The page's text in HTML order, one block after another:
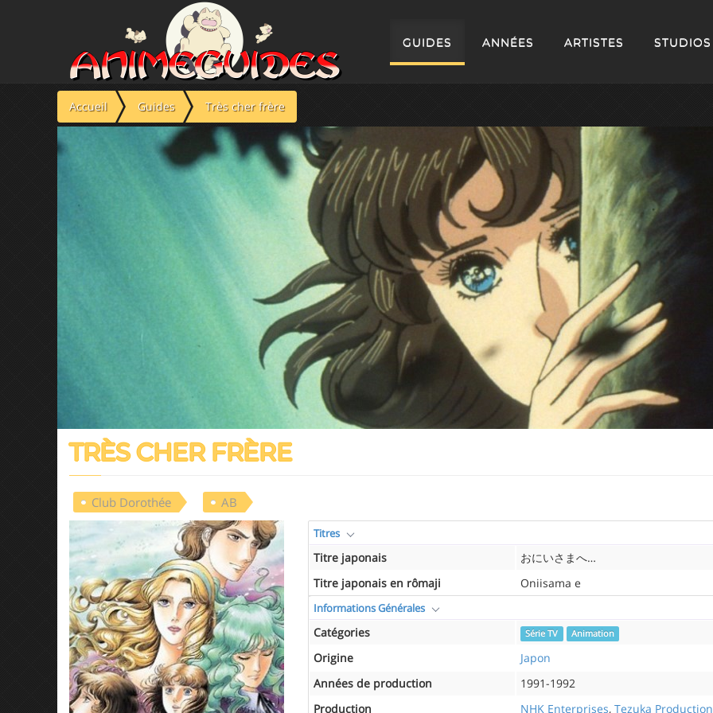
GUIDES ANNÉES ARTISTES STUDIOS
Accueil Guides Très cher frère
TRÈS CHER FRÈRE
Club Dorothée AB
Titres
Titre japonais
おにいさまへ…
Titre japonais en rômaji
Oniisama e
Informations Générales
Catégories Série TV Animation
Origine
Japon
Années de production
1991-1992
Production
NHK Enterprises, Tezuka